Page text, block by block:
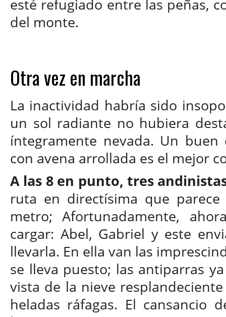
esté refugiado entre las peñas,
del monte.
Otra vez en marcha
La inactividad habría sido
un sol radiante no hubiera
íntegramente nevada. Un
con avena arrollada es el mejor
A las 8 en punto, tres
ruta en directísima que
metro; Afortunadamente,
cargar: Abel, Gabriel y este
llevarla. En ella van las
se lleva puesto; las antiparras
vista de la nieve
heladas ráfagas. El cansancio